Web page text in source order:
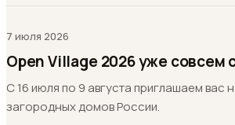
7 июля 2026
Open Village 2026 уже совсем
С 16 июля по 9 августа приглашаем вас
загородных домов России.